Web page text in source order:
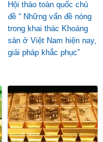
Hội thảo toàn quốc chủ
đề “ Những vấn đề nóng
trong khai thác Khoáng
sản ở Việt Nam hiện nay,
giải pháp khắc phục”